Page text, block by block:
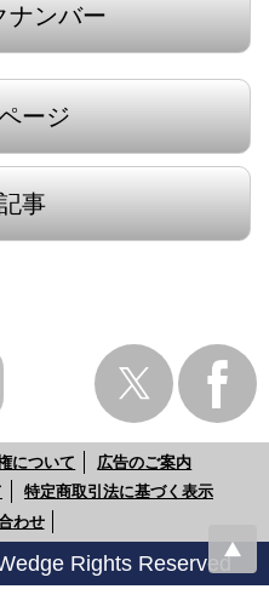
ナンバー
ージ
事
について
広告のご案内
特定商取引法に基づく表示
わせ
Rights Reserved